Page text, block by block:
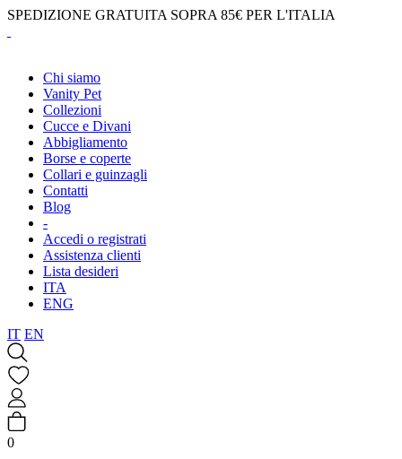
SPEDIZIONE GRATUITA SOPRA 85€ PER L'ITALIA
Chi siamo
Vanity Pet
Collezioni
Cucce e Divani
Abbigliamento
Borse e coperte
Collari e guinzagli
Contatti
Blog
-
Accedi o registrati
Assistenza clienti
Lista desideri
ITA
ENG
IT EN
0